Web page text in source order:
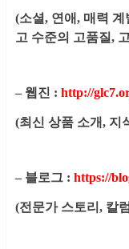
(소셜, 연애, 매력
고 수준의 고품질,
– 웹진 : http://
(최신 상품 소개, 지
– 블로그 : https://
(전문가 스토리, 칼